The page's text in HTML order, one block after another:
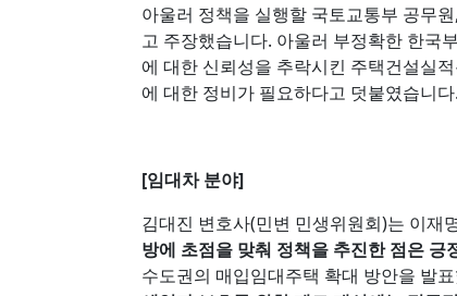
아울러 정책을 실행할 국토교통부 공무
고 주장했습니다. 아울러 부정확한 한국
에 대한 신뢰성을 추락시킨 주택건설실
에 대한 정비가 필요하다고 덧붙였습니다.
[임대차 분야]
김대진 변호사(민변 민생위원회)는 이재
방에 초점을 맞춰 정책을 추진한 점은 긍
수도권의 매입임대주택 확대 방안을 발